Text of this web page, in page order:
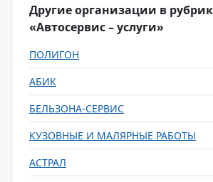
Другие организации в
«Автосервис – услуги»
ПОЛИГОН
АБИК
БЕЛЬЗОНА-СЕРВИС
КУЗОВНЫЕ И МАЛЯРНЫЕ РАБОТЫ
АСТРАЛ